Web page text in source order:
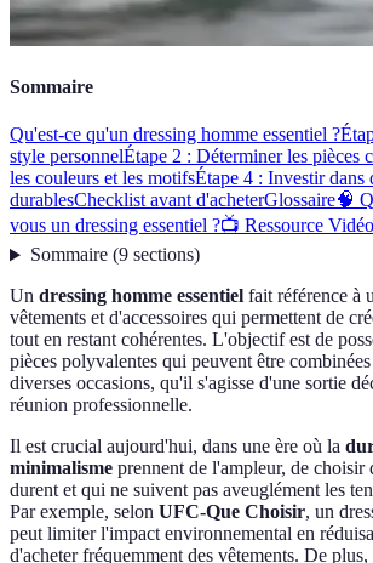
Sommaire
Qu'est-ce qu'un dressing homme essentiel ?
style personnelÉtape 2 : Déterminer les pièces
les couleurs et les motifsÉtape 4 : Investir dans
durablesChecklist avant d'acheterGlossaire🧠
vous un dressing essentiel ?📺 Ressource Vidéo
Sommaire(9 sections)
Un dressing homme essentiel fait référence à
vêtements et d'accessoires qui permettent de
tout en restant cohérentes. L'objectif est de
pièces polyvalentes qui peuvent être
diverses occasions, qu'il s'agisse d'une sortie
réunion professionnelle.
Il est crucial aujourd'hui, dans une ère où la
minimalisme prennent de l'ampleur, de choisir
durent et qui ne suivent pas aveuglément les
Par exemple, selon UFC-Que Choisir, un
peut limiter l'impact environnemental en
d'acheter fréquemment des vêtements. De